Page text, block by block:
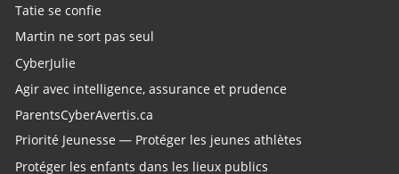
Tatie se confie
Martin ne sort pas seul
CyberJulie
Agir avec intelligence, assurance et prudence
ParentsCyberAvertis.ca
Priorité Jeunesse — Protéger les jeunes athlètes
Protéger les enfants dans les lieux publics